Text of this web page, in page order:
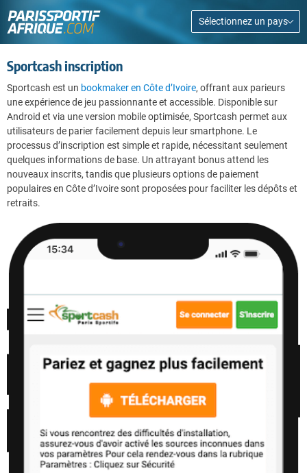
Sélectionnez un pays
Sportcash inscription
Sportcash est un bookmaker en Côte d’Ivoire, offrant aux parieurs
une expérience de jeu passionnante et accessible. Disponible sur
Android et via une version mobile optimisée, Sportcash permet aux
utilisateurs de parier facilement depuis leur smartphone. Le
processus d’inscription est simple et rapide, nécessitant seulement
quelques informations de base. Un attrayant bonus attend les
nouveaux inscrits, tandis que plusieurs options de paiement
populaires en Côte d’Ivoire sont proposées pour faciliter les dépôts et
retraits.